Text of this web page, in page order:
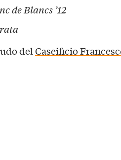
de Blancs ’12
delCaseificio